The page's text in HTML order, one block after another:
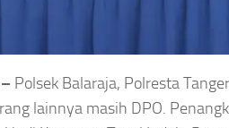
Polsek Balaraja, Polresta
lainnya masih DPO.